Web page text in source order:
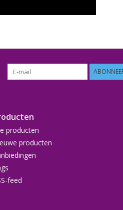
producten
producten
feed